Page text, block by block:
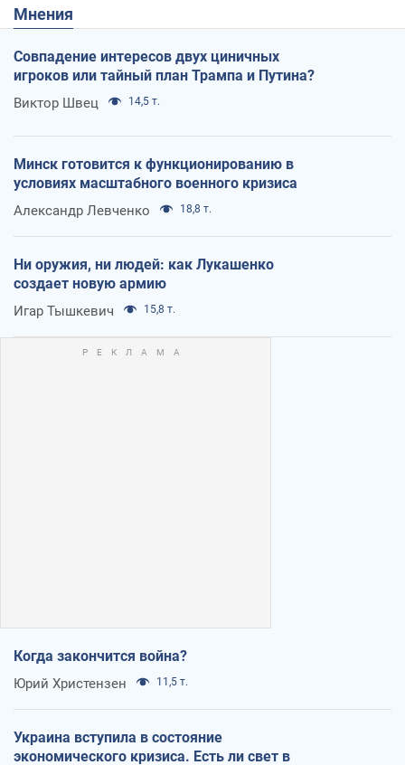
Мнения
Совпадение интересов двух циничных
игроков или тайный план Трампа и Путина?
Виктор Швец 14,5 т.
Минск готовится к функционированию в
условиях масштабного военного кризиса
Александр Левченко 18,8 т.
Ни оружия, ни людей: как Лукашенко
создает новую армию
Игар Тышкевич 15,8 т.
Когда закончится война?
Юрий Христензен 11,5 т.
Украина вступила в состояние
экономического кризиса. Есть ли свет в